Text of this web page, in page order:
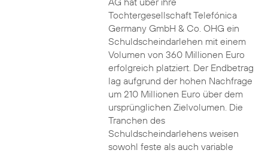
Tochtergesellschaft Telefónica
Germany GmbH & Co. OHG ein
Schuldscheindarlehen mit einem
Volumen von 360 Millionen Euro
erfolgreich platziert. Der Endbetrag
lag aufgrund der hohen Nachfrage
um 210 Millionen Euro über dem
ursprünglichen Zielvolumen. Die
Tranchen des
Schuldscheindarlehens weisen
sowohl feste als auch variable